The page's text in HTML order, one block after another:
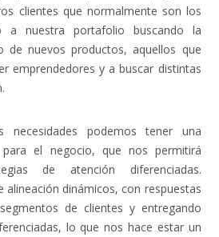
clientes que normalmente son los
a nuestra portafolio buscando la
de nuevos productos, aquellos que
emprendedores y a buscar distintas
necesidades podemos tener una
para el negocio, que nos permitirá
de atención diferenciadas.
alineación dinámicos, con respuestas
de clientes y entregando
lo que nos hace estar un